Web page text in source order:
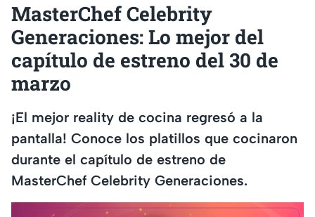
MasterChef Celebrity
Generaciones: Lo mejor del
capítulo de estreno del 30 de
marzo
¡El mejor reality de cocina regresó a la
pantalla! Conoce los platillos que cocinaron
durante el capítulo de estreno de
MasterChef Celebrity Generaciones.